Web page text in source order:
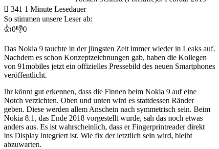
341 1 Minute Lesedauer
So stimmen unsere Leser ab:
👍0👎0
Das Nokia 9 tauchte in der jüngsten Zeit immer wieder in Leaks auf.
Nachdem es schon Konzeptzeichnungen gab, haben die Kollegen
von 91mobiles jetzt ein offizielles Pressebild des neuen Smartphones
veröffentlicht.
Ihr könnt gut erkennen, dass die Finnen beim Nokia 9 auf eine
Notch verzichten. Oben und unten wird es stattdessen Ränder
geben. Diese werden allem Anschein nach symmetrisch sein. Beim
Nokia 8.1, das Ende 2018 vorgestellt wurde, sah das noch etwas
anders aus. Es ist wahrscheinlich, dass er Fingerprintreader direkt
ins Display integriert ist. Wie fix der letztlich sein wird, bleibt
abzuwarten.